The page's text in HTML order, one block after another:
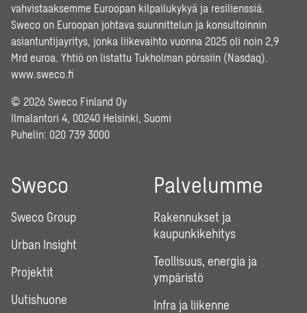
vahvistaaksemme Euroopan kilpailukykyä ja resilienssiä.
Sweco on Euroopan johtava suunnittelun ja konsultoinnin
asiantuntijayritys, jonka liikevaihto vuonna 2025 oli noin 2,9
Mrd euroa. Yhtiö on listattu Tukholman pörssiin (Nasdaq).
www.sweco.fi
© 2026 Sweco Finland Oy
Ilmalantori 4, 00240 Helsinki, Suomi
Puhelin: 020 739 3000
Sweco
Sweco Group
Urban Insight
Projektit
Uutishuone
Palvelumme
Rakennukset ja
kaupunkikehitys
Teollisuus, energia ja
ympäristö
Infra ja liikenne